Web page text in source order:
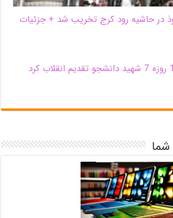
در حاشیه‌ رود کرج تخریب شد + جزئیات